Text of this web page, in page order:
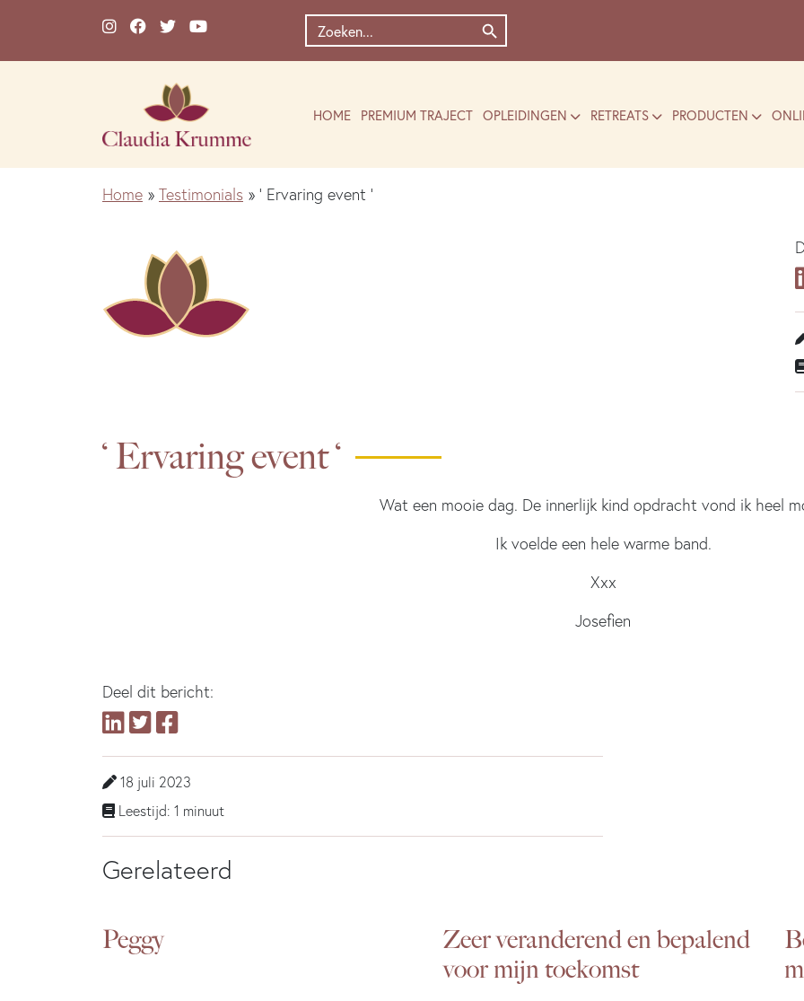
Zoek
naar:
Zoekknop
HOME PREMIUM TRAJECT OPLEIDINGEN RETREATS PRODUCTEN
Home » Testimonials » ‘ Ervaring event ‘
‘ Ervaring event ‘
Wat een mooie dag. De innerlijk kind opdracht vond ik heel
Ik voelde een hele warme band.
Xxx
Josefien
Deel dit bericht:
18 juli 2023
Leestijd: 1 minuut
Gerelateerd
Peggy
Zeer veranderend en bepalend
voor mijn toekomst